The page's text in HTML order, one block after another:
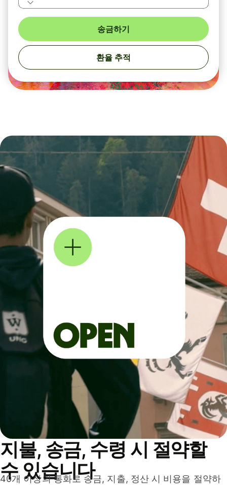
송금하기
환율 추적
지불, 송금, 수령 시 절약할
수 있습니다
40개 이상의 통화로 송금, 지출, 정산 시 비용을 절약하